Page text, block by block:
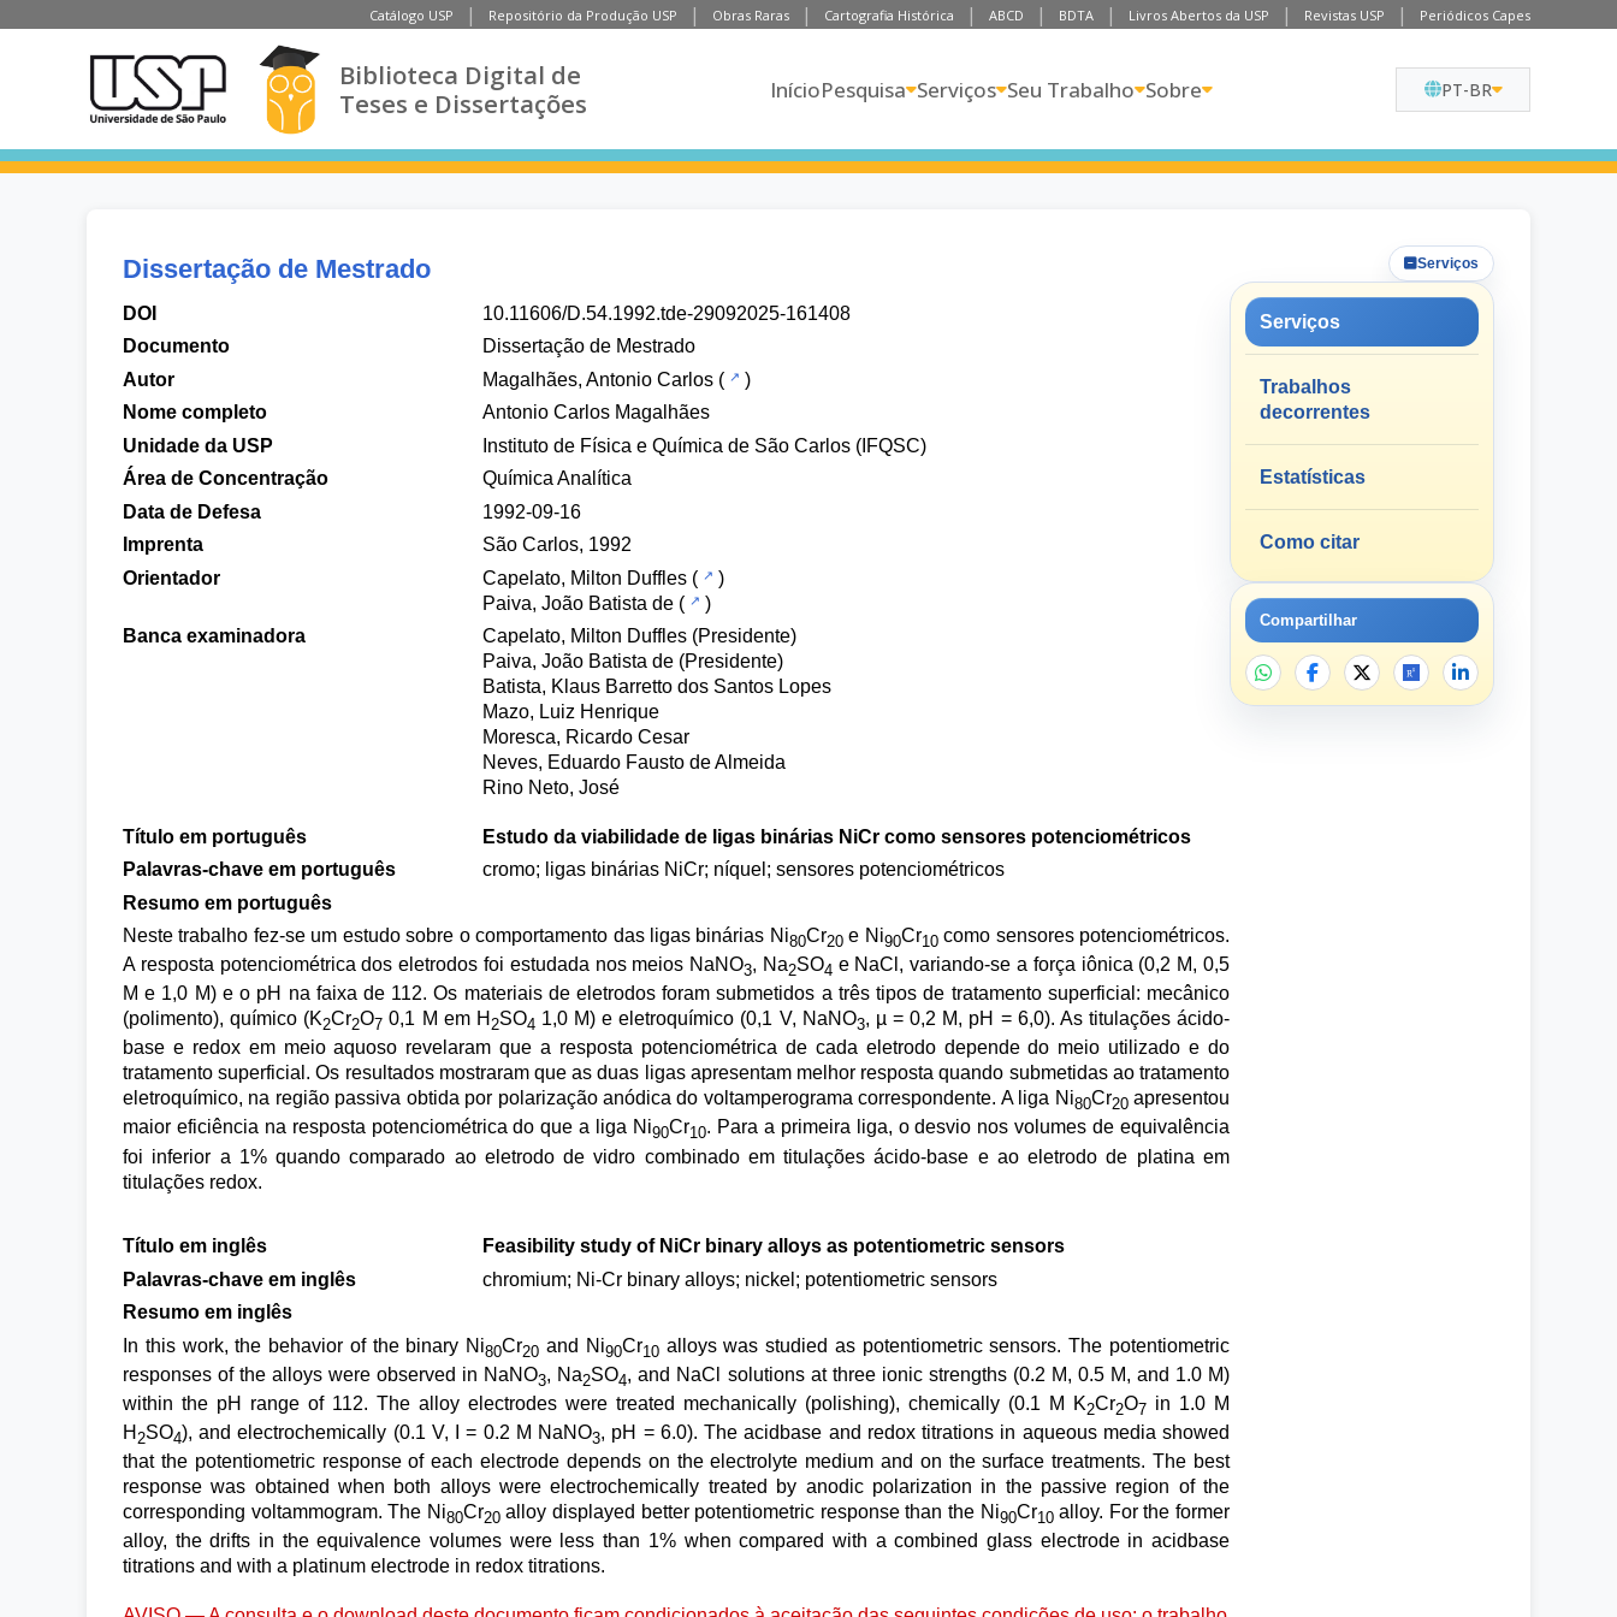
Catálogo USP Repositório da Produção USP Obras Raras Cartografia Histórica ABCD BDTA Livros Abertos da USP Revistas USP Periódicos Capes
Biblioteca Digital de
Teses e Dissertações
InícioPesquisa Serviços Seu Trabalho Sobre PT-BR
Dissertação de Mestrado
DOI
10.11606/D.54.1992.tde-29092025-161408
Documento
Dissertação de Mestrado
Autor
Magalhães, Antonio Carlos (
)
Nome completo
Antonio Carlos Magalhães
Unidade da USP
Instituto de Física e Química de São Carlos (IFQSC)
Área de Concentração
Química Analítica
Data de Defesa
1992-09-16
Imprenta
São Carlos, 1992
Orientador
Capelato, Milton Duffles (
)
Paiva, João Batista de (
)
Banca examinadora
Capelato, Milton Duffles (Presidente)
Paiva, João Batista de (Presidente)
Batista, Klaus Barretto dos Santos Lopes
Mazo, Luiz Henrique
Moresca, Ricardo Cesar
Neves, Eduardo Fausto de Almeida
Rino Neto, José
Título em português
Estudo da viabilidade de ligas binárias NiCr como sensores potenciométricos
Palavras-chave em português
cromo; ligas binárias NiCr; níquel; sensores potenciométricos
Resumo em português
Neste trabalho fez-se um estudo sobre o comportamento das ligas binárias Ni80Cr20e Ni90Cr10como sensores potenciométricos.
A resposta potenciométrica dos eletrodos foi estudada nos meios NaNO3, Na2SO4 e NaCl, variando-se a força iônica (0,2 M, 0,5
M e 1,0 M) e o pH na faixa de 112. Os materiais de eletrodos foram submetidos a três tipos de tratamento superficial: mecânico
(polimento), químico (K2Cr2O7 0,1 M em H 2SO4 1,0 M) e eletroquímico (0,1 V, NaNO3, µ = 0,2 M, pH = 6,0). As titulações ácido-
base e redox em meio aquoso revelaram que a resposta potenciométrica de cada eletrodo depende do meio utilizado e do
tratamento superficial. Os resultados mostraram que as duas ligas apresentam melhor resposta quando submetidas ao tratamento
eletroquímico, na região passiva obtida por polarização anódica do voltamperograma correspondente. A liga Ni80Cr20apresentou
maior eficiência na resposta potenciométrica do que a liga Ni90Cr10. Para a primeira liga, o desvio nos volumes de equivalência
foi inferior a 1% quando comparado ao eletrodo de vidro combinado em titulações ácido-base e ao eletrodo de platina em
titulações redox.
Título em inglês
Feasibility study of NiCr binary alloys as potentiometric sensors
Palavras-chave em inglês
chromium; Ni-Cr binary alloys; nickel; potentiometric sensors
Resumo em inglês
In this work, the behavior of the binary Ni80Cr20 and Ni90Cr10alloys was studied as potentiometric sensors. The potentiometric
responses of the alloys were observed in NaNO3, Na2SO4, and NaCl solutions at three ionic strengths (0.2 M, 0.5 M, and 1.0 M)
within the pH range of 112. The alloy electrodes were treated mechanically (polishing), chemically (0.1 M K2Cr2O7 in 1.0 M
H 2SO4), and electrochemically (0.1 V, I = 0.2 M NaNO3, pH = 6.0). The acidbase and redox titrations in aqueous media showed
that the potentiometric response of each electrode depends on the electrolyte medium and on the surface treatments. The best
response was obtained when both alloys were electrochemically treated by anodic polarization in the passive region of the
corresponding voltammogram. The Ni80Cr20alloy displayed better potentiometric response than the Ni90Cr10alloy. For the former
alloy, the drifts in the equivalence volumes were less than 1% when compared with a combined glass electrode in acidbase
titrations and with a platinum electrode in redox titrations.
Serviços
Serviços
Trabalhos
decorrentes
Estatísticas
Como citar
Compartilhar